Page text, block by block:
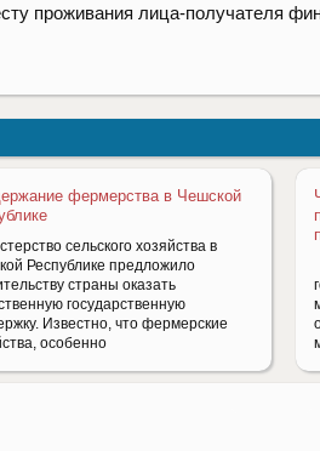
проживания лица-получателя
фермерства в Чешской
сельского хозяйства в
Республике предложило
страны оказать
государственную
Известно, что фермерские
особенно